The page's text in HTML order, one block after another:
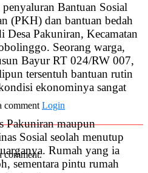
Bantuan Sosial
(PKH) dan bantuan bedah
Desa Pakuniran, Kecamatan
Seorang warga,
Bayur RT 024/RW 007,
tersentuh bantuan rutin
ekonominya sangat
Pakuniran maupun
Sosial seolah menutup
Rumah yang ia
sementara pintu rumah
comment Login
comment.